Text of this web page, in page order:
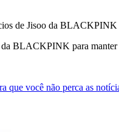
de Jisoo da BLACKPINK
BLACKPINK para manter
que você não perca as